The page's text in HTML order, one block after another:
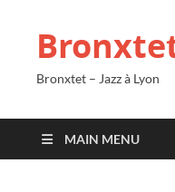
Bronxtet – Jazz à Lyon
MAIN MENU